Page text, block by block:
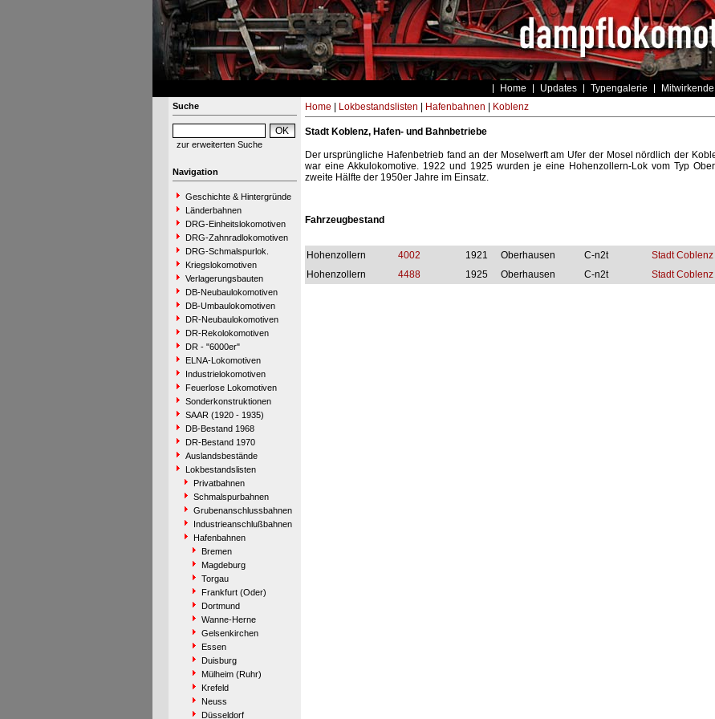
Home Updates Typengalerie Mitwirkende
Suche
zur erweiterten Suche
Navigation
Geschichte & Hintergründe
Länderbahnen
DRG-Einheitslokomotiven
DRG-Zahnradlokomotiven
DRG-Schmalspurlok.
Kriegslokomotiven
Verlagerungsbauten
DB-Neubaulokomotiven
DB-Umbaulokomotiven
DR-Neubaulokomotiven
DR-Rekolokomotiven
DR - "6000er"
ELNA-Lokomotiven
Industrielokomotiven
Feuerlose Lokomotiven
Sonderkonstruktionen
SAAR (1920 - 1935)
DB-Bestand 1968
DR-Bestand 1970
Auslandsbestände
Lokbestandslisten
Privatbahnen
Schmalspurbahnen
Grubenanschlussbahnen
Industrieanschlußbahnen
Hafenbahnen
Bremen
Magdeburg
Torgau
Frankfurt (Oder)
Dortmund
Wanne-Herne
Gelsenkirchen
Essen
Duisburg
Mülheim (Ruhr)
Krefeld
Neuss
Düsseldorf
Home Lokbestandslisten Hafenbahnen Koblenz
Stadt Koblenz, Hafen- und Bahnbetriebe
Der ursprüngliche Hafenbetrieb fand an der Moselwerft am Ufer der Mosel nördlich der
war eine Akkulokomotive. 1922 und 1925 wurden je eine Hohenzollern-Lok vom Typ
zweite Hälfte der 1950er Jahre im Einsatz.
Fahrzeugbestand
Hohenzollern 4002 1921 Oberhausen C-n2t
Stadt Coblenz
Hohenzollern
4488 1925 Oberhausen C-n2t Stadt Coblenz